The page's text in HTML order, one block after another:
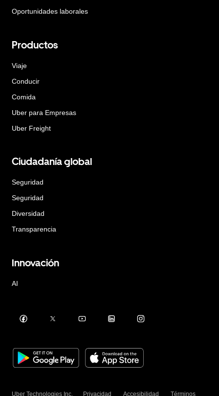
Oportunidades laborales
Productos
Viaje
Conducir
Comida
Uber para Empresas
Uber Freight
Ciudadanía global
Seguridad
Seguridad
Diversidad
Transparencia
Innovación
AI
Uber Technologies Inc. Privacidad Accesibilidad Términos